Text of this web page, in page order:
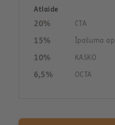
20% CTA
15% Īpašuma
10% KASKO
6,5% OCTA